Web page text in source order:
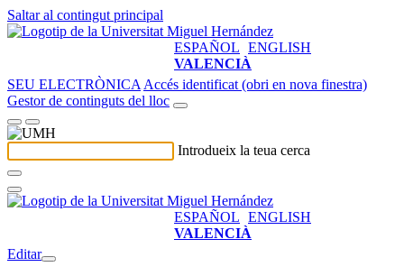
Saltar al contingut principal
ESPAÑOL ENGLISH
VALENCIÀ
SEU ELECTRÒNICA Accés identificat (obri en nova finestra)
Gestor de continguts del lloc
Introdueix la teua cerca
ESPAÑOL ENGLISH
VALENCIÀ
Editar